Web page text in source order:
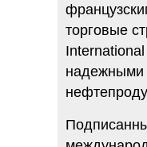
торговые
надежными